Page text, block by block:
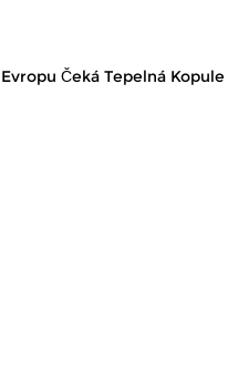
Čeká Tepelná Kopule